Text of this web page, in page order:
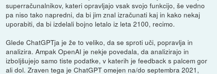
superračunalnikov, kateri opravljajo vsak svojo funkcijo, še vedno
pa niso tako napredni, da bi jim znal izračunati kaj in kako nekaj
uporabiti, da bi izdelali bojno letalo iz leta 2100, recimo.
Glede ChatGPTja je že to veliko, da se sproti uči, popravlja in
analizira. Ampak OpenAI je nekje povedala, da analizirajo in
izboljšujejo samo tiste podatke, v katerih je feedback s palcem gor
ali dol. Zraven tega je ChatGPT omejen na/do septembra 2021,